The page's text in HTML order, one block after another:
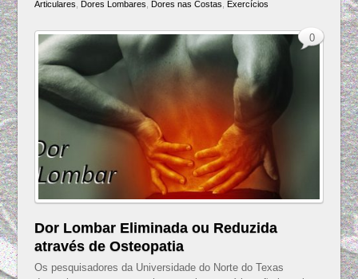
Articulares Dores Lombares Dores nas Costas Exercícios
Dor Lombar Eliminada ou Reduzida
através de Osteopatia
Os pesquisadores da Universidade do Norte do Texas
0